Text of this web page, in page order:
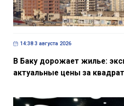
14:38 3 августа 2026
В Баку дорожает жилье:
актуальные цены за